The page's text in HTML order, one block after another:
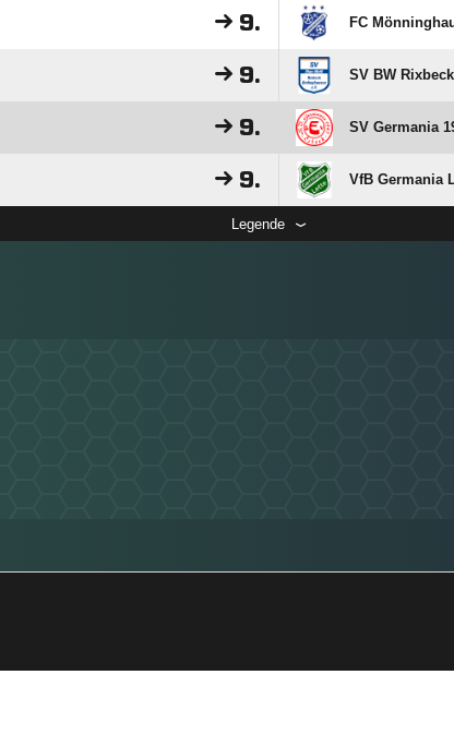
9. FC
9. SV BW
9. SV Germania
9. VfB Germania
Legende